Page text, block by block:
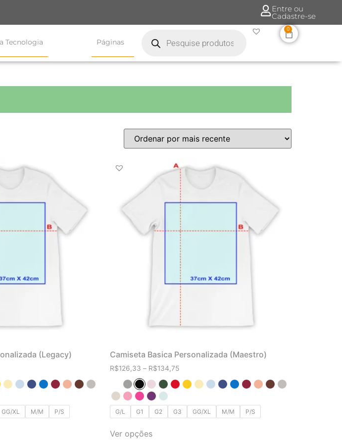
Entre ou
Cadastre-se
Tecnologia Páginas
0
(Legacy)
GG/XL M/M P/S
Camiseta Basica Personalizada (Maestro)
R$126,33 – R$134,75
G/L G1 G2 G3 GG/XL M/M P/S
Ver opções